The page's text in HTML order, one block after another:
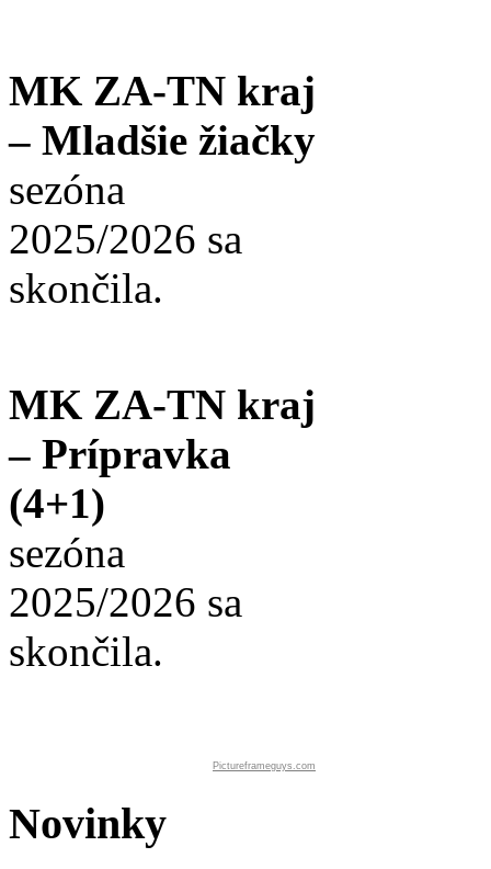
MK ZA-TN kraj
– Mladšie žiačky
sezóna
2025/2026 sa
skončila.
MK ZA-TN kraj
– Prípravka
(4+1)
sezóna
2025/2026 sa
skončila.
Pictureframeguys.com
Novinky